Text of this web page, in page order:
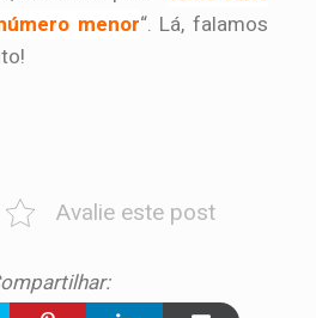
menor“. Lá, falamos
Avalie este post